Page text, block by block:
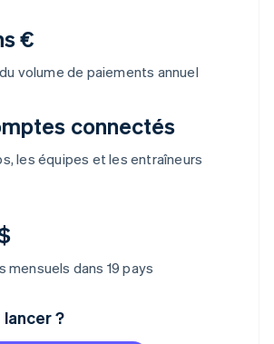
€
volume de paiements annuel
connectés
les équipes et les entraîneurs
dans 19 pays
lancer ?